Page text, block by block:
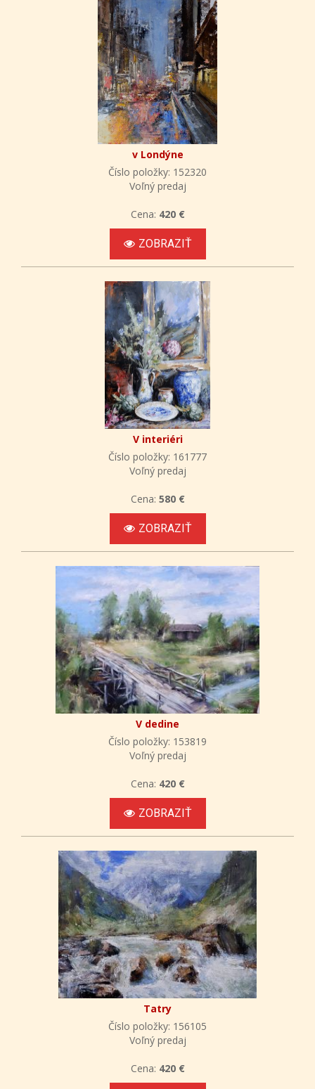
v Londýne
Číslo položky: 152320
Voľný predaj
Cena: 420 €
ZOBRAZIŤ
V interiéri
Číslo položky: 161777
Voľný predaj
Cena: 580 €
ZOBRAZIŤ
V dedine
Číslo položky: 153819
Voľný predaj
Cena: 420 €
ZOBRAZIŤ
Tatry
Číslo položky: 156105
Voľný predaj
Cena: 420 €